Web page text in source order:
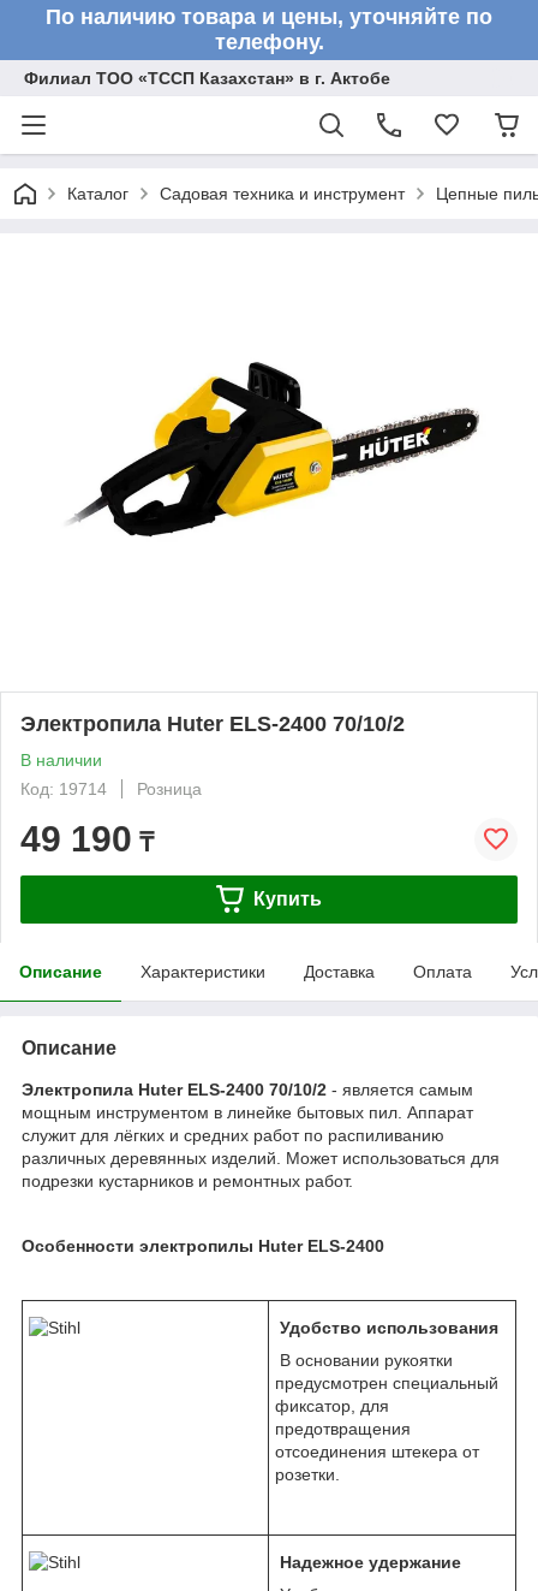
По наличию товара и цены, уточняйте по
телефону.
Филиал ТОО «ТССП Казахстан» в г. Актобе
Каталог Садовая техника и инструмент Цепные
Электропила Huter ELS-2400 70/10/2
В наличии
Код: 19714
Розница
49 190 ₸
Купить
Описание Характеристики Доставка Оплата
Описание
Электропила Huter ELS-2400 70/10/2 - является самым
мощным инструментом в линейке бытовых пил. Аппарат
служит для лёгких и средних работ по распиливанию
различных деревянных изделий. Может использоваться для
подрезки кустарников и ремонтных работ.
Особенности электропилы Huter ELS-2400
Удобство использования​
В основании рукоятки
предусмотрен специальный
фиксатор, для
предотвращения
отсоединения штекера от
розетки.
Надежное удержание